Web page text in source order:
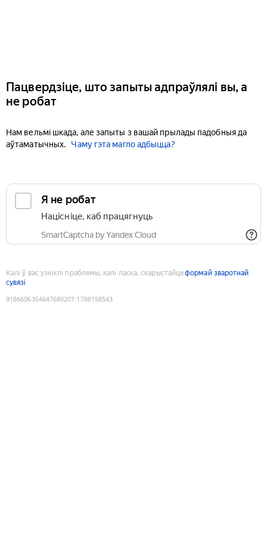
Пацвердзіце, што запыты адпраўлялі вы, а
не робат
Нам вельмі шкада, але запыты з вашай прылады падобныя да
аўтаматычных.
Чаму гэта магло адбыцца?
Я не робат
Націсніце, каб працягнуць
SmartCaptcha by Yandex Cloud
Калі ў вас узніклі праблемы, калі ласка, скарыстайцеформай зваротнай
сувязі
9186606354647680207:1786158543